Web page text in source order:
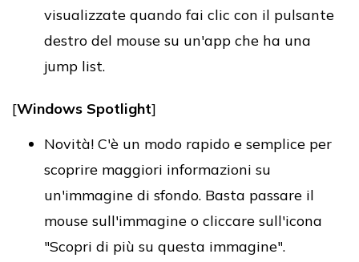
visualizzate quando fai clic con il pulsante
destro del mouse su un'app che ha una
jump list.
[Windows Spotlight]
Novità! C'è un modo rapido e semplice per
scoprire maggiori informazioni su
un'immagine di sfondo. Basta passare il
mouse sull'immagine o cliccare sull'icona
"Scopri di più su questa immagine".